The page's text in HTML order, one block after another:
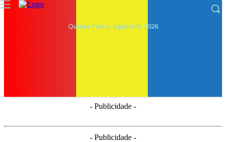
Quinta-Feira, Agosto 6, 2026
- Publicidade -
- Publicidade -